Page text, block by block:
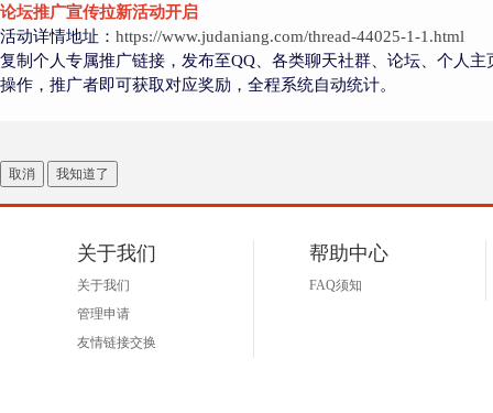
论坛推广宣传拉新活动开启
活动详情地址： https://www.judaniang.com/thread-44025-1-1.html
复制个人专属推广链接，发布至QQ、各类聊天社群、论坛、个人
操作，推广者即可获取对应奖励，全程系统自动统计。
取消 我知道了
关于我们
关于我们
管理申请
友情链接交换
帮助中心
FAQ须知